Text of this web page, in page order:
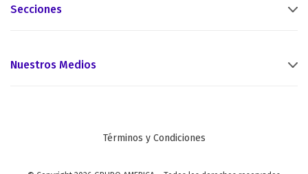
Secciones
Nuestros Medios
Términos y Condiciones